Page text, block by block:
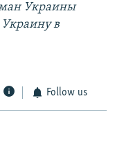
Украины
в
Follow us